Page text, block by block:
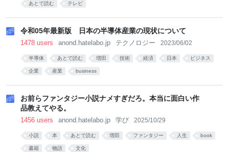
あとで読む テレビ
令和05年最新版 日本の半導体産業の現状について
1478 users anond.hatelabo.jp テクノロジー 2023/06/02
半導体 あとで読む 増田 技術 経済 日本 ビジネス
企業 産業 business
お前らファンタジー小説ナメすぎだろ。本当に面白い作
品教えてやる。
1456 users anond.hatelabo.jp 学び 2025/10/29
小説 本 あとで読む 増田 ファンタジー 人生 book
書籍 物語 文化